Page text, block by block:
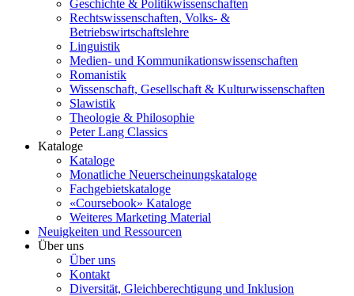
Geschichte & Politikwissenschaften
Rechtswissenschaften, Volks- &
Betriebswirtschaftslehre
Linguistik
Medien- und Kommunikationswissenschaften
Romanistik
Wissenschaft, Gesellschaft & Kulturwissenschaften
Slawistik
Theologie & Philosophie
Peter Lang Classics
Kataloge
Kataloge
Monatliche Neuerscheinungskataloge
Fachgebietskataloge
«Coursebook» Kataloge
Weiteres Marketing Material
Neuigkeiten und Ressourcen
Über uns
Über uns
Kontakt
Diversität, Gleichberechtigung und Inklusion